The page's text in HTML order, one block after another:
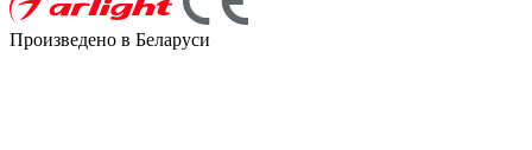
Произведено в Беларуси